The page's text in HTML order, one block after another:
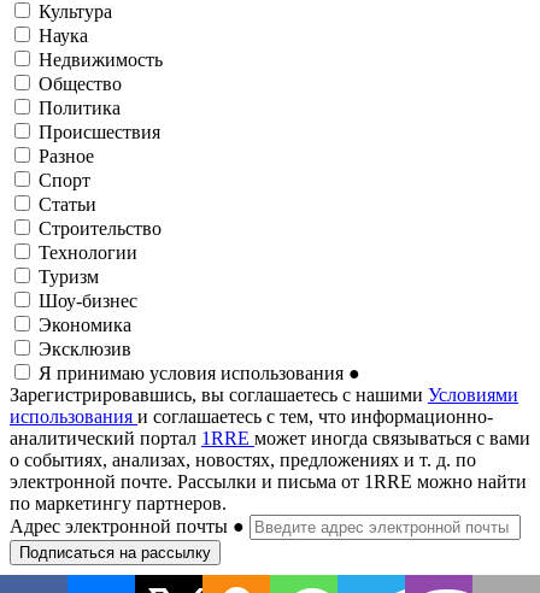
Культура
Наука
Недвижимость
Общество
Политика
Происшествия
Разное
Спорт
Статьи
Строительство
Технологии
Туризм
Шоу-бизнес
Экономика
Эксклюзив
Я принимаю условия использования ●
Зарегистрировавшись, вы соглашаетесь с нашими Условиями
использования и соглашаетесь с тем, что информационно-
аналитический портал 1RRE может иногда связываться с вами
о событиях, анализах, новостях, предложениях и т. д. по
электронной почте. Рассылки и письма от 1RRE можно найти
по маркетингу партнеров.
Адрес электронной почты ●
Подписаться на рассылку